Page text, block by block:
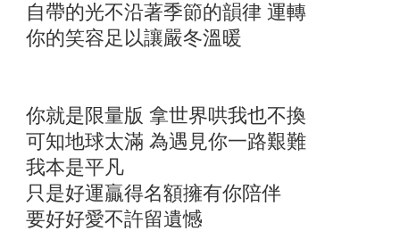
自帶的光不沿著季節的韻律 運轉
你的笑容足以讓嚴冬溫暖
你就是限量版 拿世界哄我也不換
可知地球太滿 為遇見你一路艱難
我本是平凡
只是好運贏得名額擁有你陪伴
要好好愛不許留遺憾